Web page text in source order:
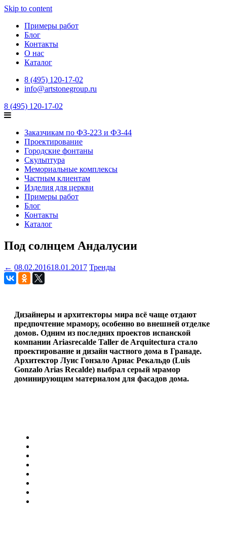
Skip to content
Примеры работ
Блог
Контакты
О нас
Каталог
8 (495) 120-17-02
info@artstonegroup.ru
8 (495) 120-17-02
Заказчикам по ФЗ-223 и ФЗ-44
Проектирование
Городские фонтаны
Скульптура
Мемориальные комплексы
Частным клиентам
Изделия для церкви
Примеры работ
Блог
Контакты
Каталог
Под солнцем Андалусии
← 08.02.201618.01.2017 Тренды
Дизайнеры и архитекторы мира всё чаще отдают
предпочтение мрамору, особенно во внешней отделке
домов. Одним из последних проектов испанской
компании Ariasrecalde Taller de Arquitectura стало
проектирование и дизайн частного дома в Гранаде.
Архитектор Луис Гонзало Ариас Рекальдо (Luis
Gonzalo Arias Recalde) выбрал серый мрамор
доминирующим материалом для фасадов дома.